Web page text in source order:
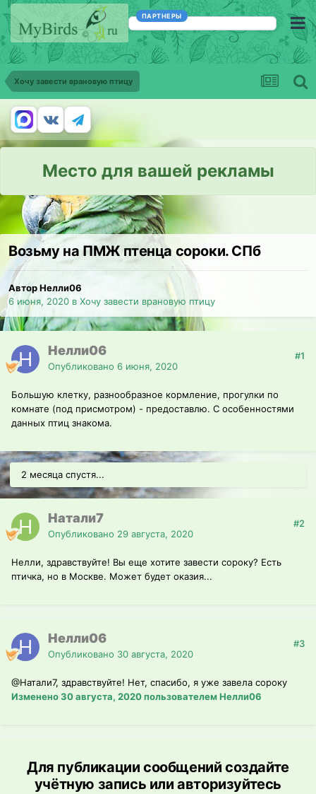
ПАРТНЕРЫ
Хочу завести врановую птицу
Место для вашей рекламы
Возьму на ПМЖ птенца сороки. СПб
Автор Нелли06
6 июня, 2020 в Хочу завести врановую птицу
Нелли06
Опубликовано 6 июня, 2020
#1
Большую клетку, разнообразное кормление, прогулки по
комнате (под присмотром) - предоставлю. С особенностями
данных птиц знакома.
2 месяца спустя...
Натали7
Опубликовано 29 августа, 2020
#2
Нелли, здравствуйте! Вы еще хотите завести сороку? Есть
птичка, но в Москве. Может будет оказия...
Нелли06
Опубликовано 30 августа, 2020
#3
@Натали7, здравствуйте! Нет, спасибо, я уже завела сороку
Изменено30 августа, 2020пользователем Нелли06
Для публикации сообщений создайте
учётную запись или авторизуйтесь